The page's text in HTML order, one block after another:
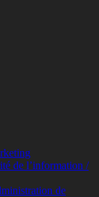
de l’information /
de